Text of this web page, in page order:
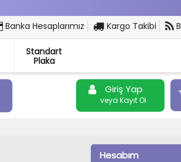
Banka Hesaplarımız Kargo Takibi
Standart
Plaka
Giriş Yap
veya Kayıt Ol
Hesabım